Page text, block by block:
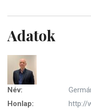
Adatok
Név:
Honlap:
http://